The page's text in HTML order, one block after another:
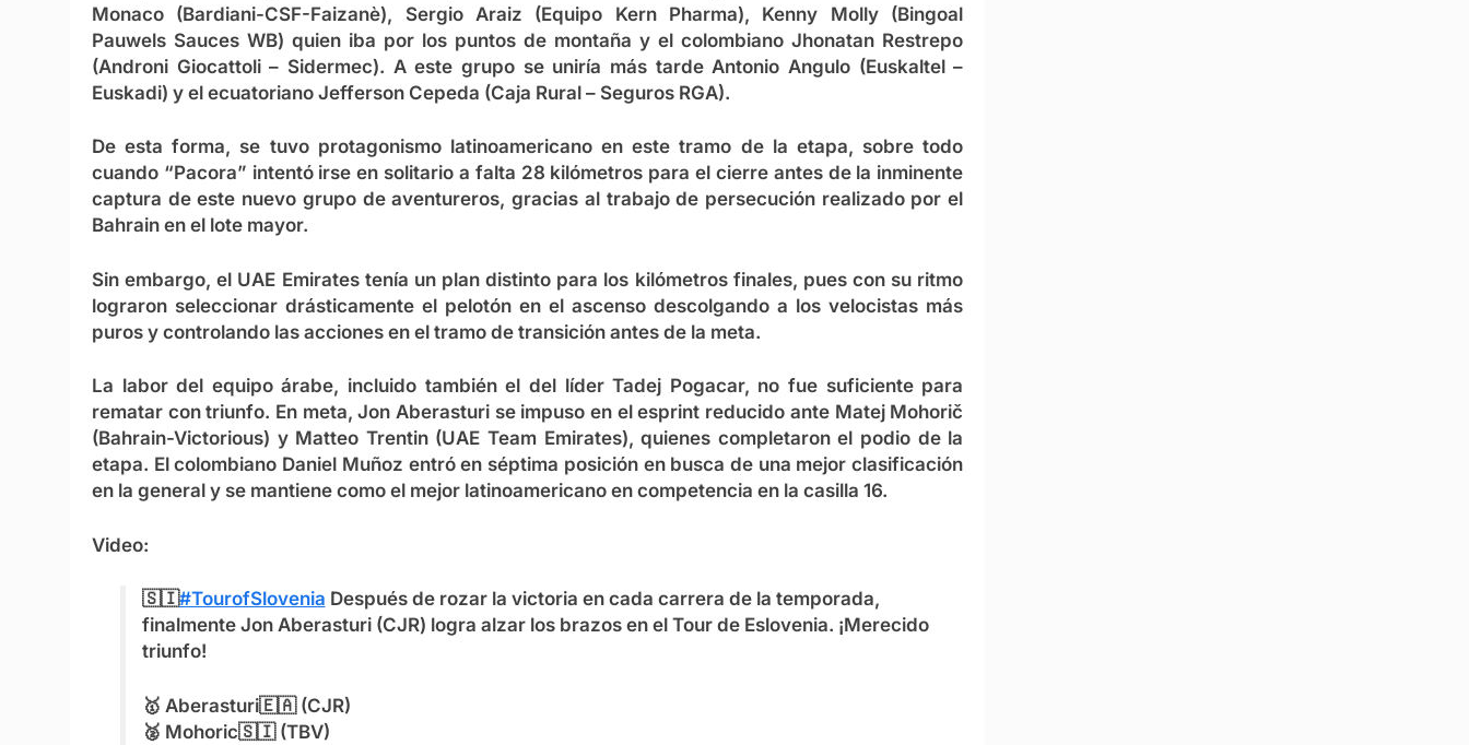
Monaco (Bardiani-CSF-Faizanè), Sergio Araiz (Equipo Kern Pharma), Kenny Molly (Bingoal
Pauwels Sauces WB) quien iba por los puntos de montaña y el colombiano Jhonatan Restrepo
(Androni Giocattoli – Sidermec). A este grupo se uniría más tarde Antonio Angulo (Euskaltel –
Euskadi) y el ecuatoriano Jefferson Cepeda (Caja Rural – Seguros RGA).
De esta forma, se tuvo protagonismo latinoamericano en este tramo de la etapa, sobre todo
cuando “Pacora” intentó irse en solitario a falta 28 kilómetros para el cierre antes de la inminente
captura de este nuevo grupo de aventureros, gracias al trabajo de persecución realizado por el
Bahrain en el lote mayor.
Sin embargo, el UAE Emirates tenía un plan distinto para los kilómetros finales, pues con su ritmo
lograron seleccionar drásticamente el pelotón en el ascenso descolgando a los velocistas más
puros y controlando las acciones en el tramo de transición antes de la meta.
La labor del equipo árabe, incluido también el del líder Tadej Pogacar, no fue suficiente para
rematar con triunfo. En meta, Jon Aberasturi se impuso en el esprint reducido ante Matej Mohorič
(Bahrain-Victorious) y Matteo Trentin (UAE Team Emirates), quienes completaron el podio de la
etapa. El colombiano Daniel Muñoz entró en séptima posición en busca de una mejor clasificación
en la general y se mantiene como el mejor latinoamericano en competencia en la casilla 16.
Video:
🇸🇮#TourofSlovenia Después de rozar la victoria en cada carrera de la temporada,
finalmente Jon Aberasturi (CJR) logra alzar los brazos en el Tour de Eslovenia. ¡Merecido
triunfo!
🥇 Aberasturi🇪🇦 (CJR)
🥈 Mohoric🇸🇮 (TBV)